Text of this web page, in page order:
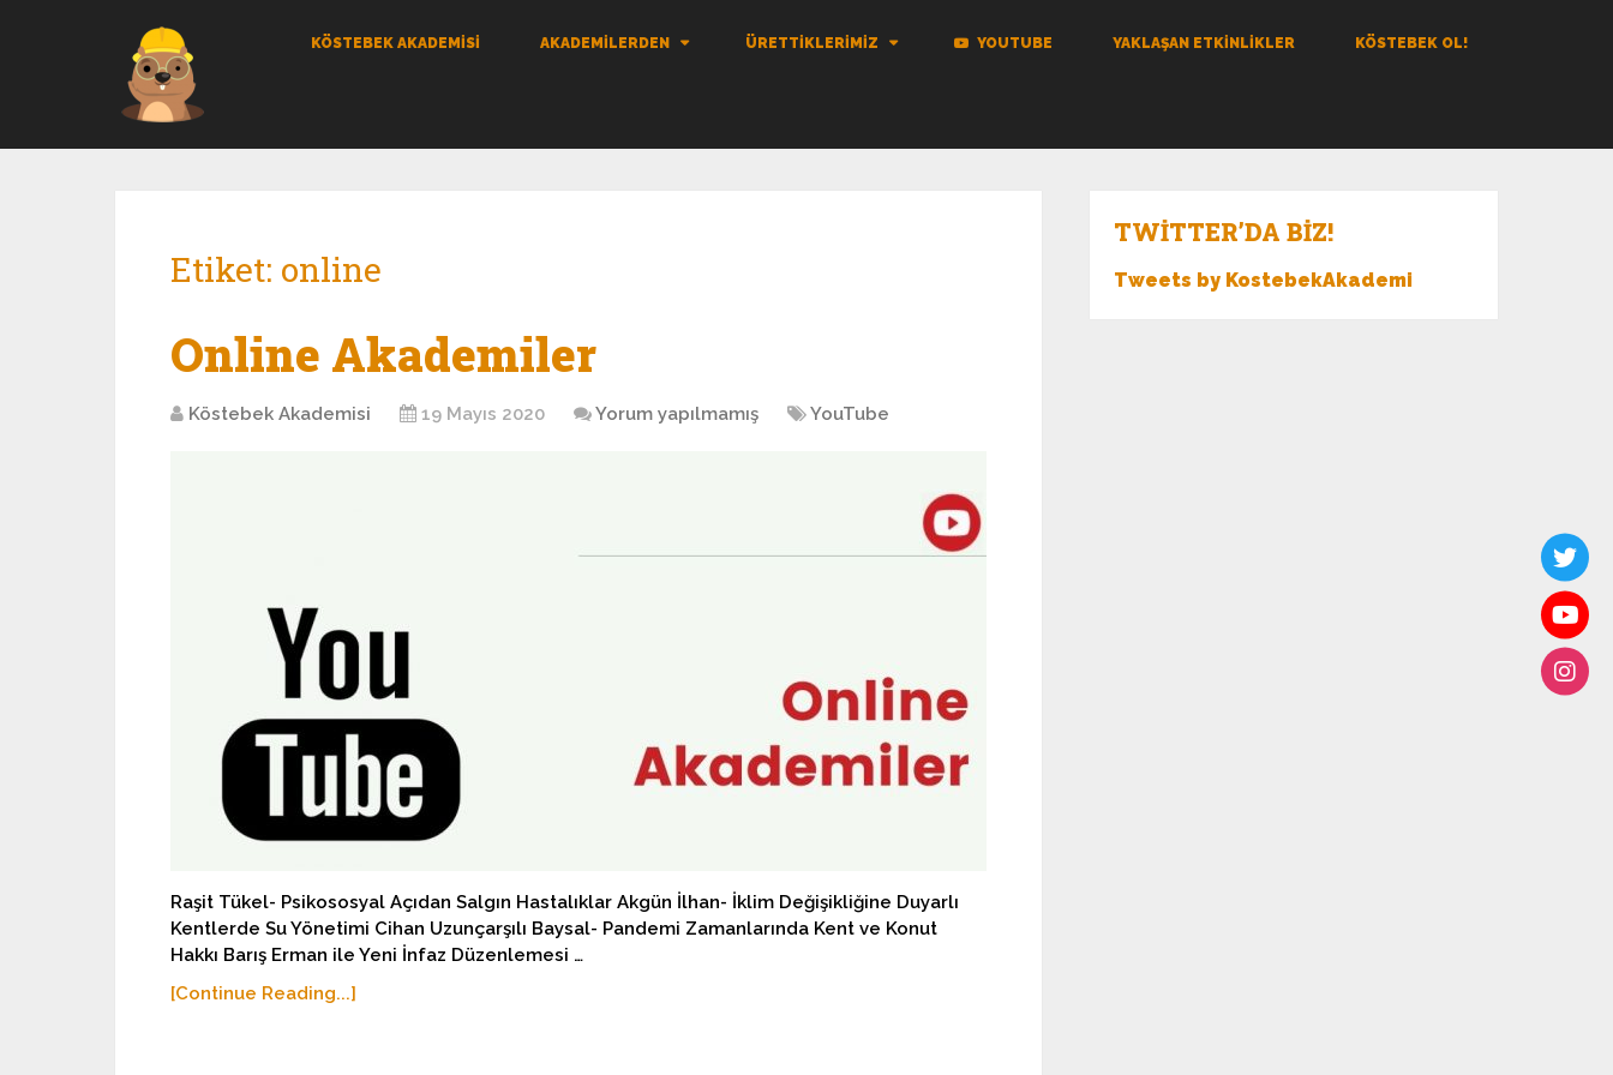
KÖSTEBEK AKADEMİSİ AKADEMILERDEN ÜRETTIKLERIMIZ YOUTUBE YAKLAŞAN ETKINLIKLER KÖSTEBEK OL!
Etiket: online
Online Akademiler
Köstebek Akademisi 19 Mayıs 2020 Yorum yapılmamış YouTube
Raşit Tükel- Psikososyal Açıdan Salgın Hastalıklar Akgün İlhan- İklim Değişikliğine Duyarlı
Kentlerde Su Yönetimi Cihan Uzunçarşılı Baysal- Pandemi Zamanlarında Kent ve Konut
Hakkı Barış Erman ile Yeni İnfaz Düzenlemesi …
[Continue Reading...]
TWITTER’DA BIZ!
Tweets by KostebekAkademi